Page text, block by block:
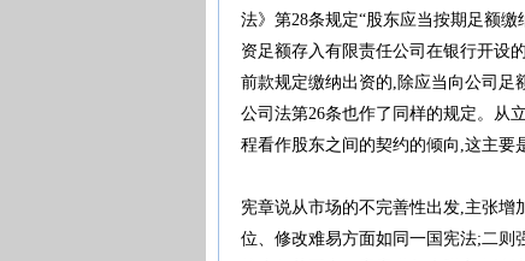
法》第28条规定“股东应当按期足额
资足额存入有限责任公司在银行开设
前款规定缴纳出资的,除应当向公司足
公司法第26条也作了同样的规定。从
程看作股东之间的契约的倾向,这主
宪章说从市场的不完善性出发,主张
位、修改难易方面如同一国宪法;二则